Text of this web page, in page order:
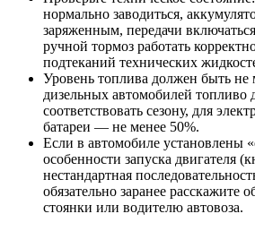
нормально заводиться,
заряженным, передачи
ручной тормоз работать
подтеканий технических
Уровень топлива должен быть не
дизельных автомобилей топливо
соответствовать сезону, для
батареи — не менее 50%.
Если в автомобиле установлены
особенности запуска двигателя
нестандартная
обязательно заранее расскажите
стоянки или водителю автовоза.